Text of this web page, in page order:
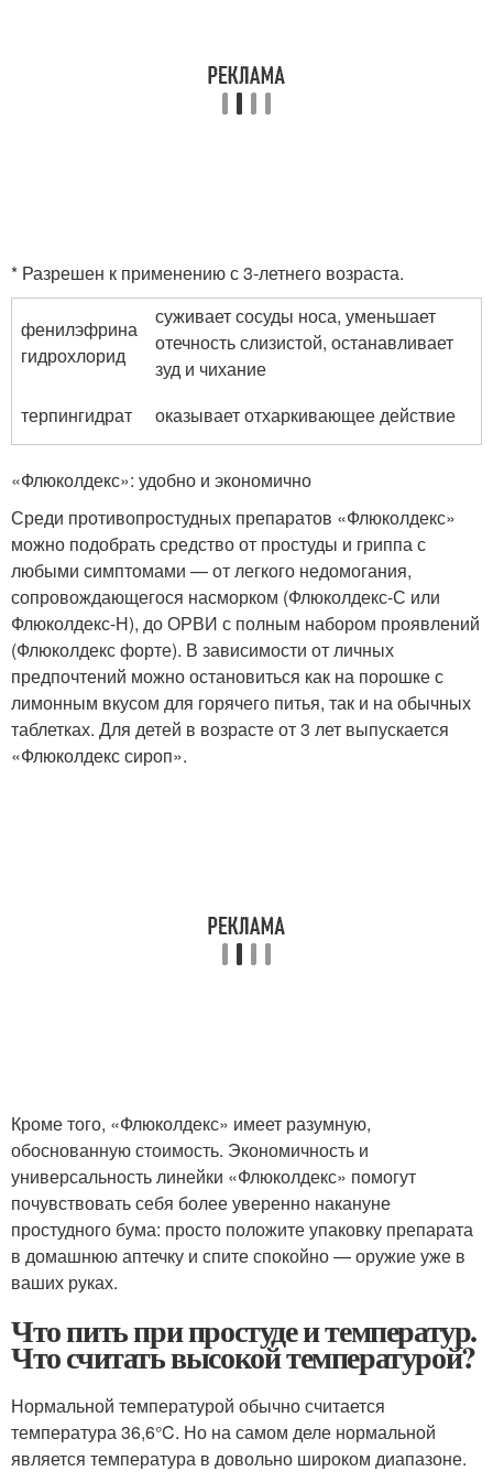
* Разрешен к применению с 3-летнего возраста.
фенилэфрина
гидрохлорид
суживает сосуды носа, уменьшает
отечность слизистой, останавливает
зуд и чихание
терпингидрат
оказывает отхаркивающее действие
«Флюколдекс»: удобно и экономично
Среди противопростудных препаратов «Флюколдекс»
можно подобрать средство от простуды и гриппа с
любыми симптомами — от легкого недомогания,
сопровождающегося насморком (Флюколдекс-С или
Флюколдекс-Н), до ОРВИ с полным набором проявлений
(Флюколдекс форте). В зависимости от личных
предпочтений можно остановиться как на порошке с
лимонным вкусом для горячего питья, так и на обычных
таблетках. Для детей в возрасте от 3 лет выпускается
«Флюколдекс сироп».
Кроме того, «Флюколдекс» имеет разумную,
обоснованную стоимость. Экономичность и
универсальность линейки «Флюколдекс» помогут
почувствовать себя более уверенно накануне
простудного бума: просто положите упаковку препарата
в домашнюю аптечку и спите спокойно — оружие уже в
ваших руках.
Что пить при простуде и температур.
Что считать высокой температурой?
Нормальной температурой обычно считается
температура 36,6°C. Но на самом деле нормальной
является температура в довольно широком диапазоне.